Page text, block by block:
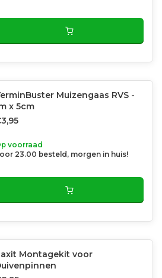
Muizengaas RVS -
x 5cm
voorraad
23.00 besteld, morgen in huis!
Montagekit voor